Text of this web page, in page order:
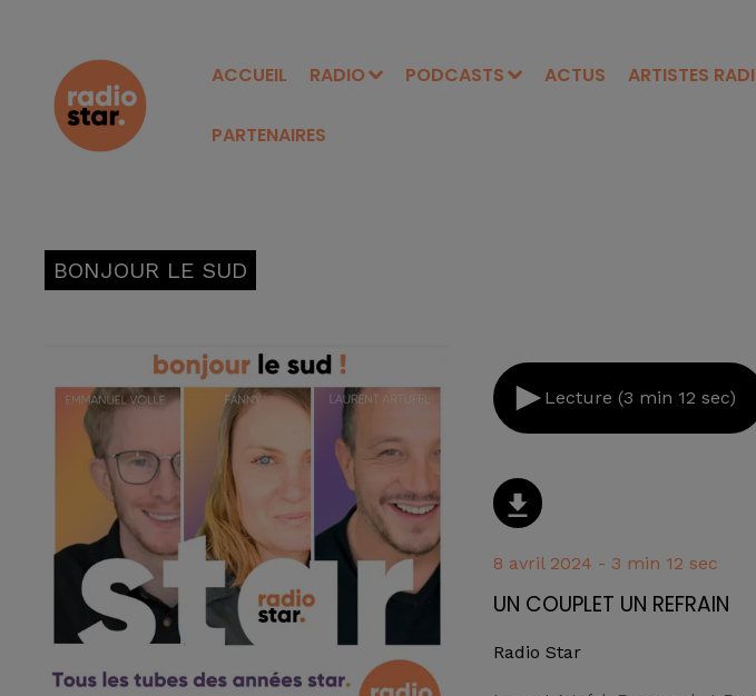
ACCUEIL RADIO PODCASTS ACTUS ARTISTES
PARTENAIRES
BONJOUR LE SUD
Lecture (3 min 12 sec)
8 avril 2024 - 3 min 12 sec
UN COUPLET UN REFRAIN
Radio Star